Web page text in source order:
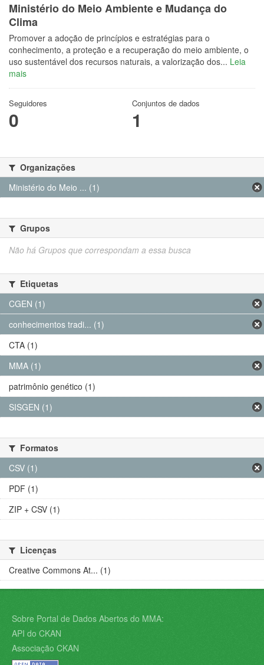
Ministério do Meio Ambiente e Mudança do
Clima
Promover a adoção de princípios e estratégias para o
conhecimento, a proteção e a recuperação do meio ambiente, o
uso sustentável dos recursos naturais, a valorização dos... Leia
mais
Seguidores
0
Conjuntos de dados
1
Organizações
Ministério do Meio ... (1)
Grupos
Não há Grupos que correspondam a essa busca
Etiquetas
CGEN (1)
conhecimentos tradi... (1)
CTA (1)
MMA (1)
patrimônio genético (1)
SISGEN (1)
Formatos
CSV (1)
PDF (1)
ZIP + CSV (1)
Licenças
Creative Commons At... (1)
Sobre Portal de Dados Abertos do MMA:
API do CKAN
Associação CKAN